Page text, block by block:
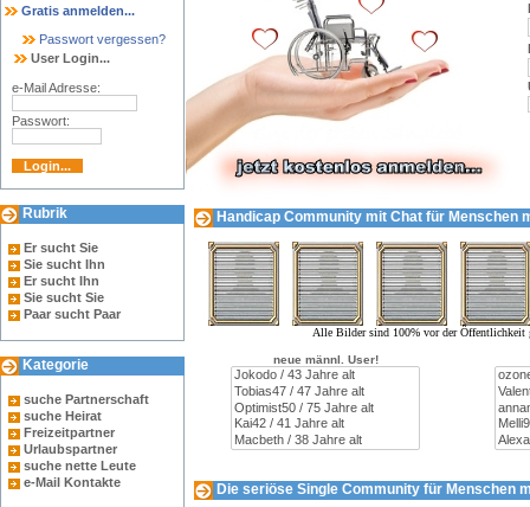
Gratis anmelden...
Passwort vergessen?
User Login...
e-Mail Adresse:
Passwort:
Rubrik
Er sucht Sie
Sie sucht Ihn
Er sucht Ihn
Sie sucht Sie
Paar sucht Paar
Kategorie
suche Partnerschaft
suche Heirat
Freizeitpartner
Urlaubspartner
suche nette Leute
e-Mail Kontakte
Handicap Community mit Chat für Menschen
Alle Bilder sind 100% vor der Öffentlichkeit
neue männl. User!
Die seriöse Single Community für Menschen